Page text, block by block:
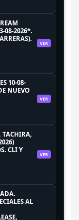
08-2026*.
VER
10-08-
NUEVO
VER
TACHIRA,
CLI Y
VER
AL